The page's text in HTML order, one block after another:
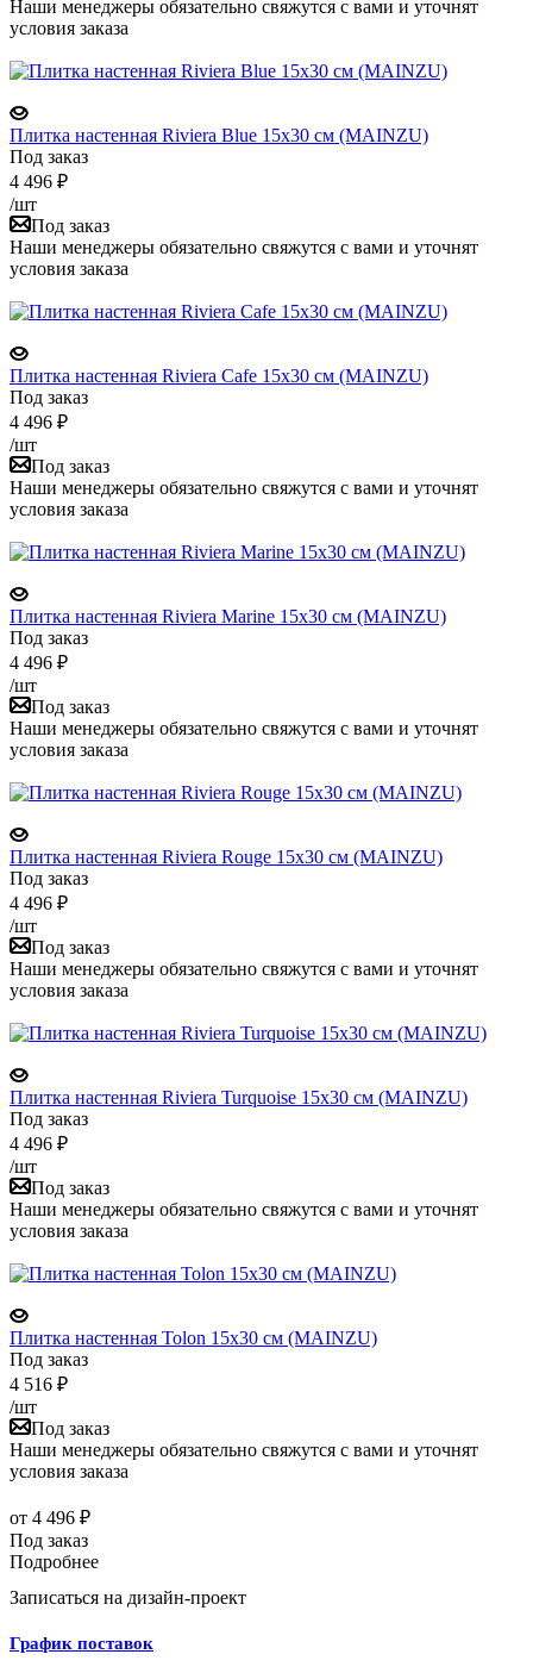
Наши менеджеры обязательно свяжутся с вами и уточнят
условия заказа
Плитка настенная Riviera Blue 15x30 см (MAINZU)
Под заказ
4 496 ₽
/шт
Под заказ
Наши менеджеры обязательно свяжутся с вами и уточнят
условия заказа
Плитка настенная Riviera Cafe 15x30 см (MAINZU)
Под заказ
4 496 ₽
/шт
Под заказ
Наши менеджеры обязательно свяжутся с вами и уточнят
условия заказа
Плитка настенная Riviera Marine 15x30 см (MAINZU)
Под заказ
4 496 ₽
/шт
Под заказ
Наши менеджеры обязательно свяжутся с вами и уточнят
условия заказа
Плитка настенная Riviera Rouge 15x30 см (MAINZU)
Под заказ
4 496 ₽
/шт
Под заказ
Наши менеджеры обязательно свяжутся с вами и уточнят
условия заказа
Плитка настенная Riviera Turquoise 15x30 см (MAINZU)
Под заказ
4 496 ₽
/шт
Под заказ
Наши менеджеры обязательно свяжутся с вами и уточнят
условия заказа
Плитка настенная Tolon 15x30 см (MAINZU)
Под заказ
4 516 ₽
/шт
Под заказ
Наши менеджеры обязательно свяжутся с вами и уточнят
условия заказа
от 4 496 ₽
Под заказ
Подробнее
Записаться на дизайн-проект
График поставок